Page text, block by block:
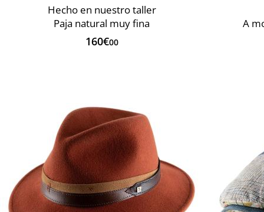
Hecho en nuestro taller
Paja natural muy fina
160€00
A